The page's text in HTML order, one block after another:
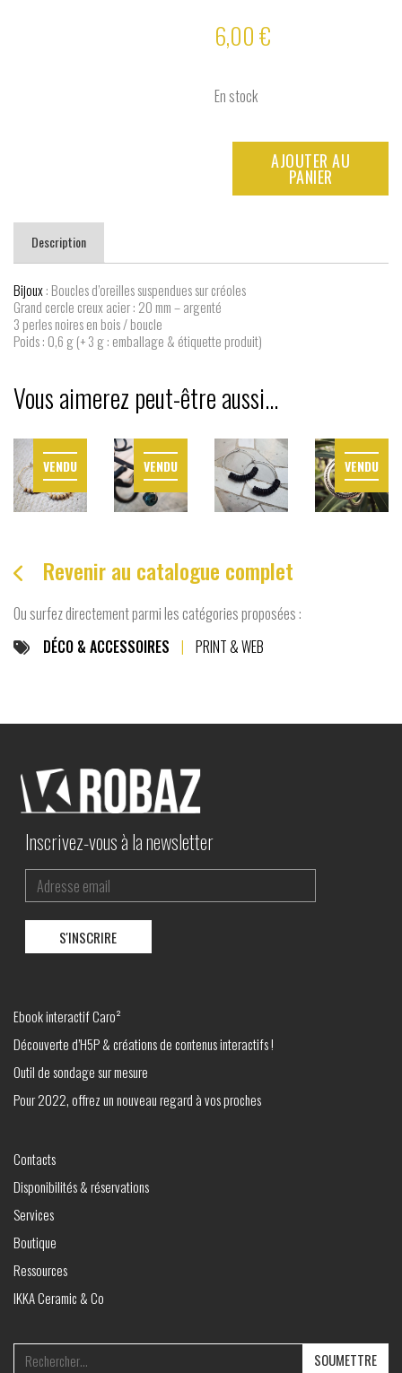
6,00€
En stock
d'oreilles
AJOUTER AU
PANIER
Description
Bijoux: Boucles d’oreilles suspendues sur créoles
Grand cercle creux acier : 20 mm – argenté
3 perles noires en bois / boucle
Poids : 0,6 g (+ 3 g : emballage & étiquette produit)
Vous aimerez peut-être aussi…
 Revenir au catalogue complet
Ou surfez directement parmi les catégories proposées :
DÉCO & ACCESSOIRES | PRINT & WEB
Inscrivez-vous à la newsletter
Ebook interactif Caro²
Découverte d’H5P & créations de contenus interactifs !
Outil de sondage sur mesure
Pour 2022, offrez un nouveau regard à vos proches
Contacts
Disponibilités & réservations
Services
Boutique
Ressources
IKKA Ceramic & Co
Search
for: